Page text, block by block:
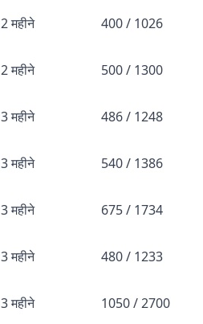
2 महीने
400 / 1026
2 महीने
500 / 1300
3 महीने
486 / 1248
3 महीने
540 / 1386
3 महीने
675 / 1734
3 महीने
480 / 1233
3 महीने
1050 / 2700